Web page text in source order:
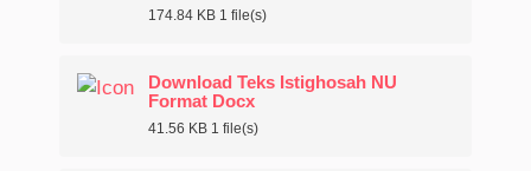
174.84 KB 1 file(s)
Download Teks Istighosah NU
Format Docx
41.56 KB 1 file(s)